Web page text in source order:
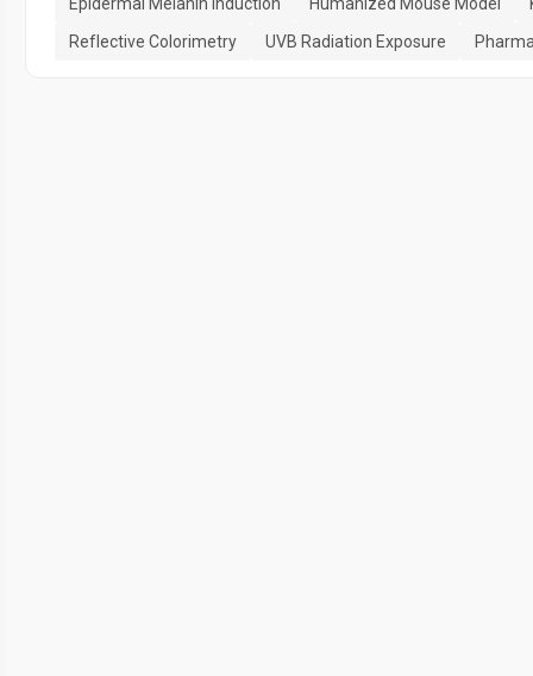
Reflective Colorimetry
UVB Radiation Exposure